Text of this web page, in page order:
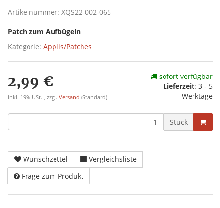
Artikelnummer: XQS22-002-065
Patch zum Aufbügeln
Kategorie: Applis/Patches
2,99 €
inkl. 19% USt. , zzgl. Versand (Standard)
sofort verfügbar
Lieferzeit: 3 - 5
Werktage
Stück
Wunschzettel
Vergleichsliste
Frage zum Produkt